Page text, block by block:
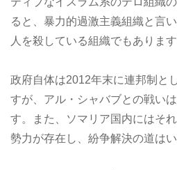
ると、暴力的過激主義組織と言
人を殺している組織でもあります
政府自体は2012年末に連邦制と
すが、アル・シャバブとの戦い
す。また、ソマリア国内にはそ
勢力が存在し、紛争解決の道は